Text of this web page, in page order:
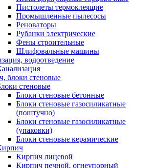
Пистолеты термоклеящие
Промышленные пылесосы
Реноваторы
Рубанки электрические
Фены строительные
Шлифовальные машины
водоотведение
блоки стеновые
стеновые
Блоки стеновые бетонные
Блоки стеновые газосиликатные
(поштучно)
Блоки стеновые газосиликатные
(упаковки)
Блоки стеновые керамические
Кирпич лицевой
Кирпич печной, огнеупорный